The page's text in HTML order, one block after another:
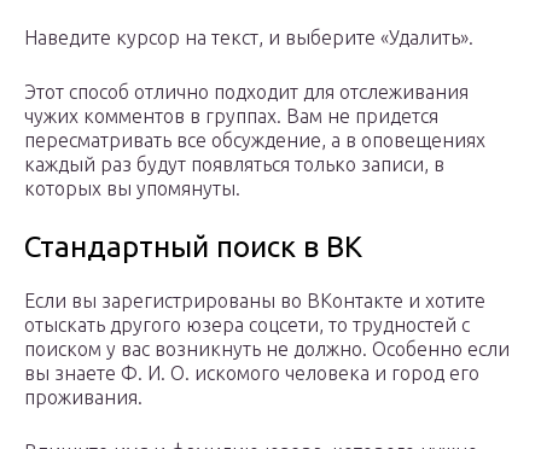
Наведите курсор на текст, и выберите «Удалить».
Этот способ отлично подходит для отслеживания
чужих комментов в группах. Вам не придется
пересматривать все обсуждение, а в оповещениях
каждый раз будут появляться только записи, в
которых вы упомянуты.
Стандартный поиск в ВК
Если вы зарегистрированы во ВКонтакте и хотите
отыскать другого юзера соцсети, то трудностей с
поиском у вас возникнуть не должно. Особенно если
вы знаете Ф. И. О. искомого человека и город его
проживания.